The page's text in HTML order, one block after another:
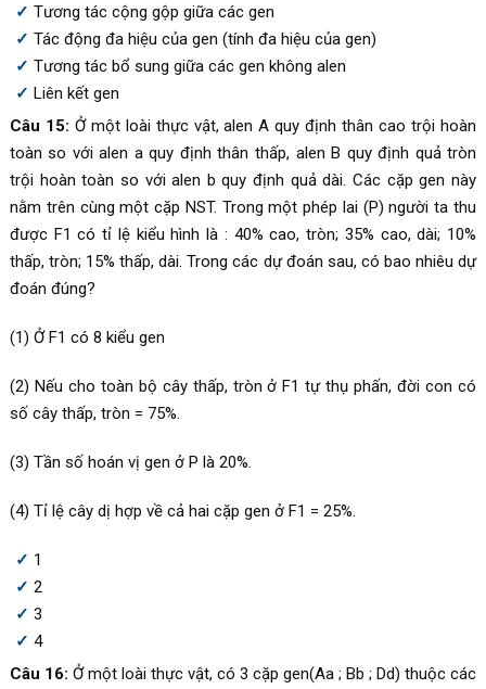
Tương tác cộng gộp giữa các gen
Tác động đa hiệu của gen (tính đa hiệu của gen)
Tương tác bổ sung giữa các gen không alen
Liên kết gen
Câu 15: Ở một loài thực vật, alen A quy định thân cao trội hoàn
toàn so với alen a quy định thân thấp, alen B quy định quả tròn
trội hoàn toàn so với alen b quy định quả dài. Các cặp gen này
nằm trên cùng một cặp NST. Trong một phép lai (P) người ta thu
được F1 có tỉ lệ kiểu hình là : 40% cao, tròn; 35% cao, dài; 10%
thấp, tròn; 15% thấp, dài. Trong các dự đoán sau, có bao nhiêu dự
đoán đúng?
(1) Ở F1 có 8 kiểu gen
(2) Nếu cho toàn bộ cây thấp, tròn ở F1 tự thụ phấn, đời con có
số cây thấp, tròn = 75%.
(3) Tần số hoán vị gen ở P là 20%.
(4) Tỉ lệ cây dị hợp về cả hai cặp gen ở F1 = 25%.
1
2
3
4
Câu 16: Ở một loài thực vật, có 3 cặp gen(Aa ; Bb ; Dd) thuộc các